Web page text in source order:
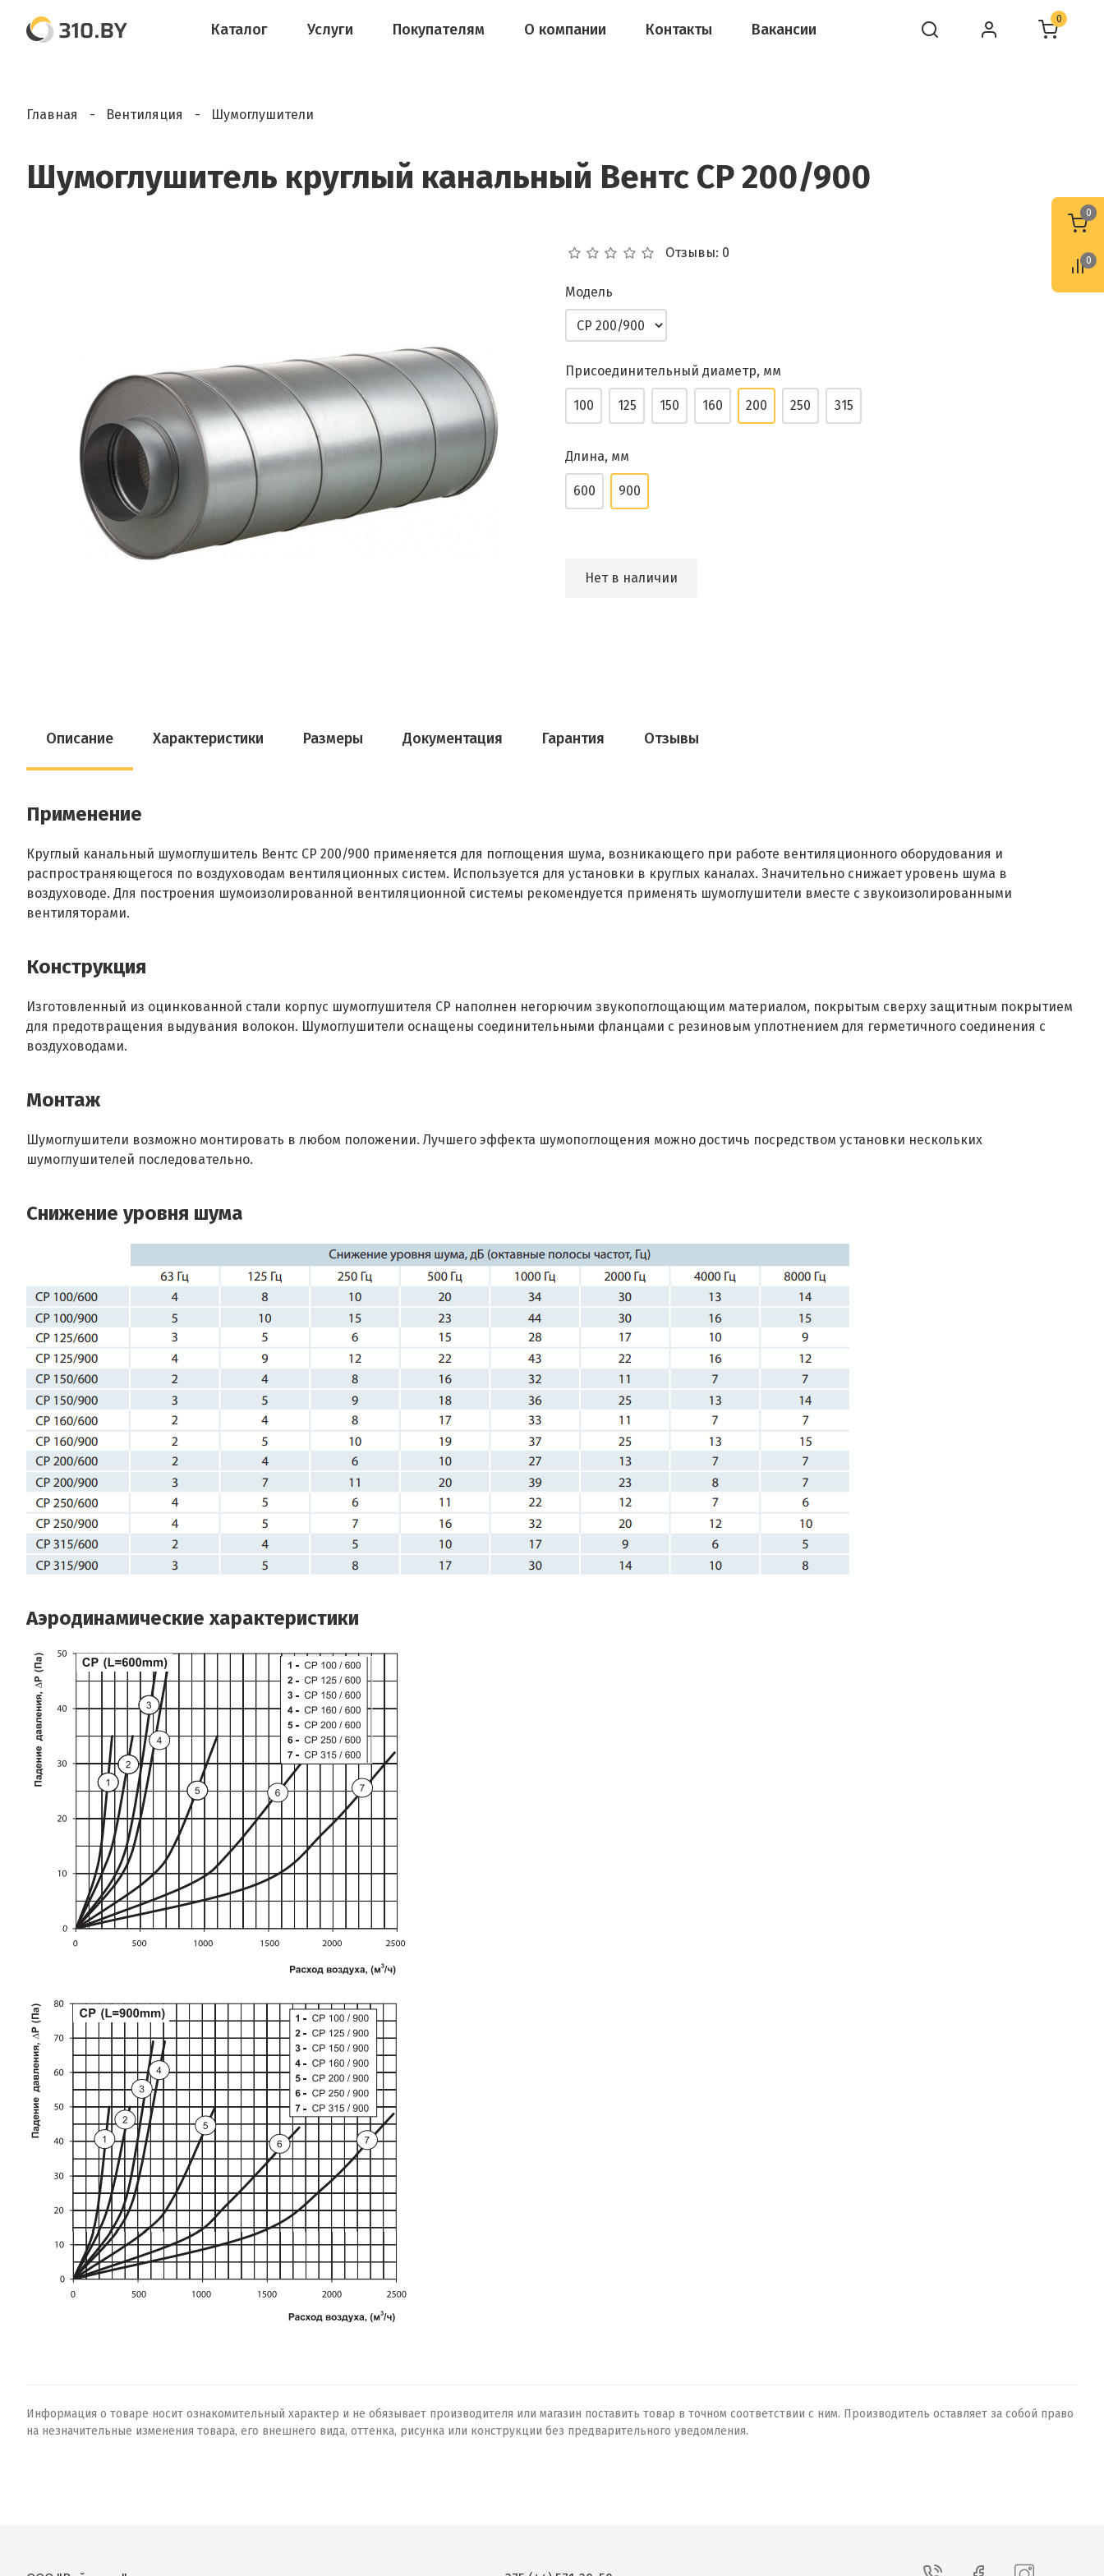
Каталог Услуги Покупателям О компании Контакты Вакансии
0
Главная Вентиляция Шумоглушители
Шумоглушитель круглый канальный Вентс СР 200/900
Отзывы: 0
Модель
Присоединительный диаметр, мм
100 125 150 160 200 250 315
Длина, мм
600 900
Нет в наличии
Описание Характеристики Размеры Документация Гарантия Отзывы
Применение
Круглый канальный шумоглушитель Вентс СР 200/900 применяется для поглощения шума, возникающего при работе вентиляционного оборудования и
распространяющегося по воздуховодам вентиляционных систем. Используется для установки в круглых каналах. Значительно снижает уровень шума в
воздуховоде. Для построения шумоизолированной вентиляционной системы рекомендуется применять шумоглушители вместе с звукоизолированными
вентиляторами.
Конструкция
Изготовленный из оцинкованной стали корпус шумоглушителя СР наполнен негорючим звукопоглощающим материалом, покрытым сверху защитным покрытием
для предотвращения выдувания волокон. Шумоглушители оснащены соединительными фланцами с резиновым уплотнением для герметичного соединения с
воздуховодами.
Монтаж
Шумоглушители возможно монтировать в любом положении. Лучшего эффекта шумопоглощения можно достичь посредством установки нескольких
шумоглушителей последовательно.
Снижение уровня шума
Аэродинамические характеристики
Информация о товаре носит ознакомительный характер и не обязывает производителя или магазин поставить товар в точном соответствии с ним. Производитель оставляет за собой право
на незначительные изменения товара, его внешнего вида, оттенка, рисунка или конструкции без предварительного уведомления.
0
0
0